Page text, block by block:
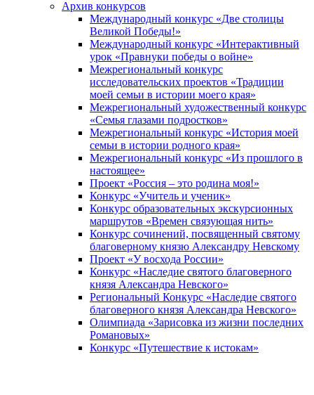
Архив конкурсов
Международный конкурс «Две столицы
Великой Победы!»
Международный конкурс «Интерактивный
урок «Правнуки победы о войне»
Межрегиональный конкурс
исследовательских проектов «Традиции
моей семьи в истории моего края»
Межрегиональный художественный конкурс
«Семья глазами подростков»
Межрегиональный конкурс «История моей
семьи в истории родного края»
Межрегиональный конкурс «Из прошлого в
настоящее»
Проект «Россия – это родина моя!»
Конкурс «Учитель и ученик»
Конкурс образовательных экскурсионных
маршрутов «Времен связующая нить»
Конкурс сочинений, посвященный святому
благоверному князю Александру Невскому
Проект «У восхода России»
Конкурс «Наследие святого благоверного
князя Александра Невского»
Региональный Конкурс «Наследие святого
благоверного князя Александра Невского»
Олимпиада «Зарисовка из жизни последних
Романовых»
Конкурс «Путешествие к истокам»